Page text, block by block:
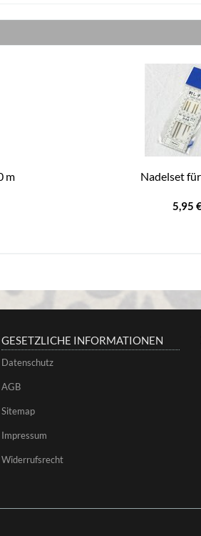
m Nadelset
5,95
GESETZLICHE INFORMATIONEN
Datenschutz
AGB
Sitemap
Impressum
Widerrufsrecht